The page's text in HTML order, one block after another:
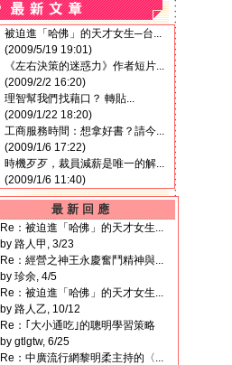
被迫進「哈佛」的天才女生─台...
(2009/5/19 19:01)
《左右決策的迷惑力》作者短片...
(2009/2/2 16:20)
理智幫我們找藉口？ 轉貼...
(2009/1/22 18:20)
工商服務時間：想拿好書？請今...
(2009/1/6 17:22)
時機歹歹，裁員減薪是唯一的解...
(2009/1/6 11:40)
最 新 回 應
Re：被迫進「哈佛」的天才女生...
by 路人甲, 3/23
Re：經營之神王永慶奮鬥精神與...
by 珍余, 4/5
Re：被迫進「哈佛」的天才女生...
by 路人乙, 10/12
Re：｢大小通吃｣的聰明學習策略
by gtlgtw, 6/25
Re：中廣流行網黎明柔主持的〈...